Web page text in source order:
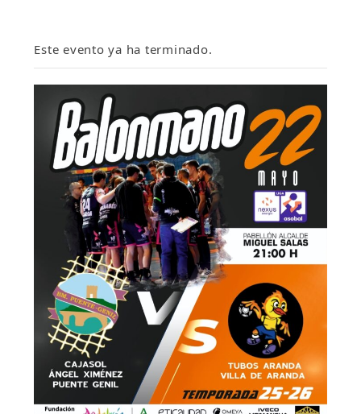
Este evento ya ha terminado.